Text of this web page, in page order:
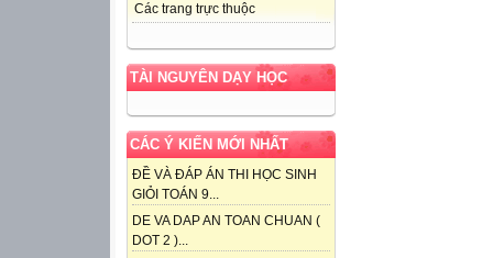
Các trang trực thuộc
TÀI NGUYÊN DẠY HỌC
CÁC Ý KIẾN MỚI NHẤT
ĐỀ VÀ ĐÁP ÁN THI HỌC SINH
GIỎI TOÁN 9...
DE VA DAP AN TOAN CHUAN (
DOT 2 )...